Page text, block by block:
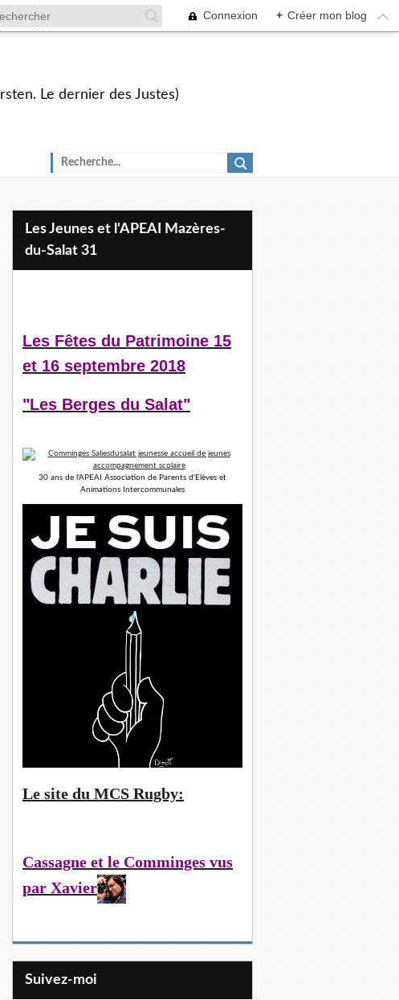
Connexion + Créer mon blog
Le dernier des Justes)
Les Jeunes et l'APEAI Mazères-
du-Salat 31
Les Fêtes du Patrimoine 15
et 16 septembre 2018
"Les Berges du Salat"
30 ans de l'APEAI Association de Parents d'Elèves et
Animations Intercommunales
Le site du MCS Rugby:
Cassagne et le Comminges vus
par Xavier
Suivez-moi